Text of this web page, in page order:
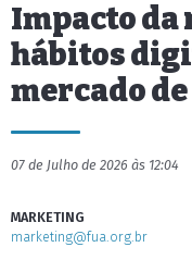
Impacto da
hábitos
mercado
07 de Julho de 2026 às 12:04
MARKETING
marketing@fua.org.br